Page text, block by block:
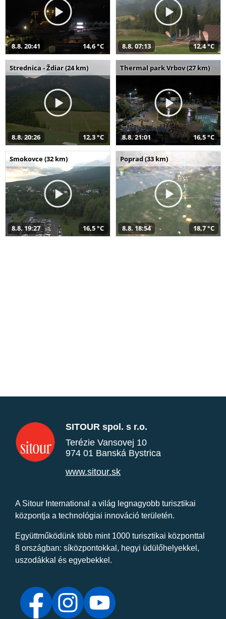
8.8. 20:41 14,6 °C 8.8. 07:13 12,4 °C
Strednica - Ždiar (24 km)
8.8. 20:26 12,3 °C
Thermal park Vrbov (27 km)
8.8. 21:01 16,5 °C
Smokovce (32 km)
8.8. 19:27 16,5 °C
Poprad (33 km)
8.8. 18:54 18,7 °C
SITOUR spol. s r.o.
Terézie Vansovej 10
974 01 Banská Bystrica
www.sitour.sk
A Sitour International a világ legnagyobb turisztikai
központja a technológiai innováció területén.
Együttműködünk több mint 1000 turisztikai központtal
8 országban: síközpontokkal, hegyi üdülőhelyekkel,
uszodákkal és egyebekkel.